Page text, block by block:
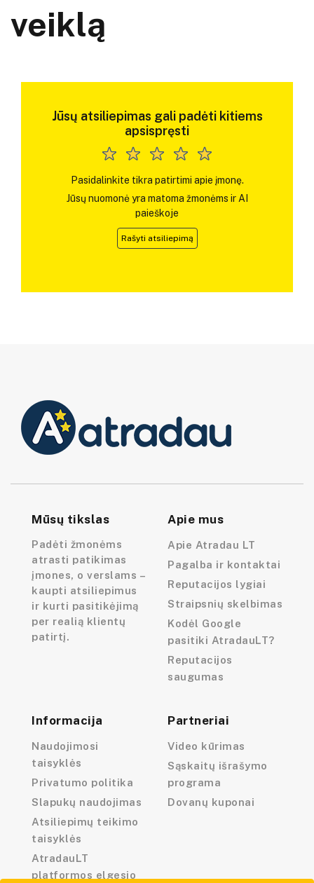
veiklą
Jūsų atsiliepimas gali padėti kitiems
apsispręsti
Pasidalinkite tikra patirtimi apie įmonę.
Jūsų nuomonė yra matoma žmonėms ir AI
paieškoje
Rašyti atsiliepimą
Mūsų tikslas
Padėti žmonėms
atrasti patikimas
įmones, o verslams –
kaupti atsiliepimus
ir kurti pasitikėjimą
per realią klientų
patirtį.
Apie mus
Apie Atradau LT
Pagalba ir kontaktai
Reputacijos lygiai
Straipsnių skelbimas
Kodėl Google
pasitiki AtradauLT?
Reputacijos
saugumas
Informacija
Naudojimosi
taisyklės
Privatumo politika
Slapukų naudojimas
Atsiliepimų teikimo
taisyklės
AtradauLT
platformos elgesio
Partneriai
Video kūrimas
Sąskaitų išrašymo
programa
Dovanų kuponai